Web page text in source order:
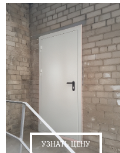
УЗНАТЬ ЦЕНУ